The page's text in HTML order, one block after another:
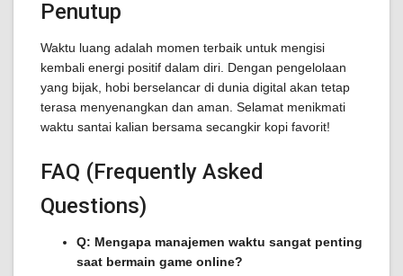
Penutup
Waktu luang adalah momen terbaik untuk mengisi
kembali energi positif dalam diri. Dengan pengelolaan
yang bijak, hobi berselancar di dunia digital akan tetap
terasa menyenangkan dan aman. Selamat menikmati
waktu santai kalian bersama secangkir kopi favorit!
FAQ (Frequently Asked
Questions)
Q: Mengapa manajemen waktu sangat penting
saat bermain game online?